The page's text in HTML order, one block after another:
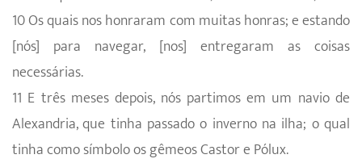
10 Os quais nos honraram com muitas honras; e estando
[nós] para navegar, [nos] entregaram as coisas
necessárias.
11 E três meses depois, nós partimos em um navio de
Alexandria, que tinha passado o inverno na ilha; o qual
tinha como símbolo os gêmeos Castor e Pólux.